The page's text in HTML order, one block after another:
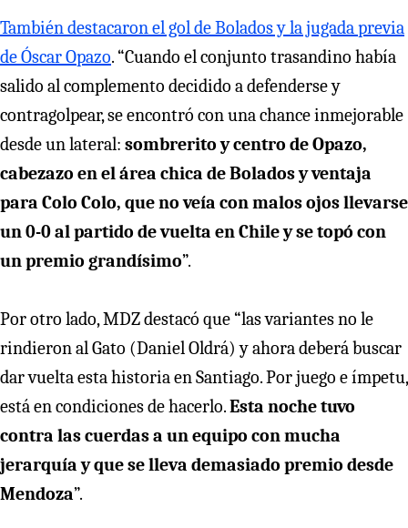
También destacaron el gol de Bolados y la jugada previa
de Óscar Opazo. “Cuando el conjunto trasandino había
salido al complemento decidido a defenderse y
contragolpear, se encontró con una chance inmejorable
desde un lateral: sombrerito y centro de Opazo,
cabezazo en el área chica de Bolados y ventaja
para Colo Colo, que no veía con malos ojos llevarse
un 0-0 al partido de vuelta en Chile y se topó con
un premio grandísimo”.
Por otro lado, MDZ destacó que “las variantes no le
rindieron al Gato (Daniel Oldrá) y ahora deberá buscar
dar vuelta esta historia en Santiago. Por juego e ímpetu,
está en condiciones de hacerlo.Esta noche tuvo
contra las cuerdas a un equipo con mucha
jerarquía y que se lleva demasiado premio desde
Mendoza”.